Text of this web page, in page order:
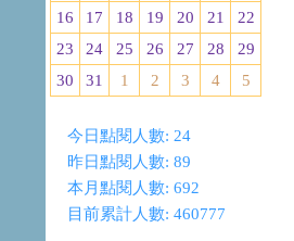
16
17 18 19 20 21
22
23
24 25 26 27 28
29
30
31 1 2 3 4 5
今日點閱人數: 24
昨日點閱人數: 89
本月點閱人數: 692
目前累計人數: 460777